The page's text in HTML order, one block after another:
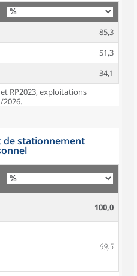
85,3
51,3
34,1
et RP2023, exploitations
2026.
de stationnement
100,0
69,5